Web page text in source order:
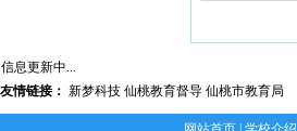
信息更新中...
友情链接： 新梦科技 仙桃教育督导 仙桃市教育局